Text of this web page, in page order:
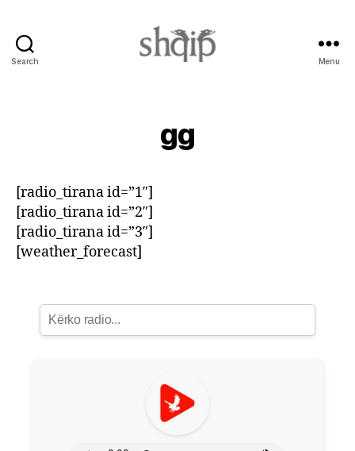
Search Menu
gg
[radio_tirana id=”1″]
[radio_tirana id=”2″]
[radio_tirana id=”3″]
[weather_forecast]